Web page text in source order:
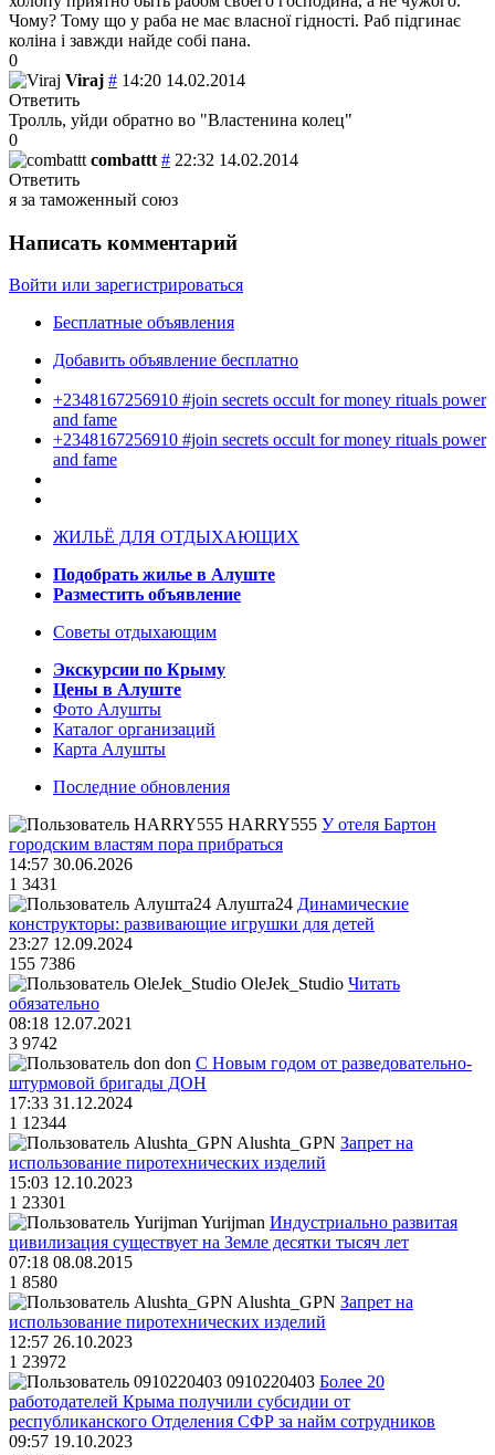
Чому? Тому що у раба не має власної гідності. Раб підгинає
коліна і завжди найде собі пана.
0
Viraj # 14:20 14.02.2014
Ответить
Тролль, уйди обратно во "Властенина колец"
0
combattt # 22:32 14.02.2014
Ответить
я за таможенный союз
Написать комментарий
Войти или зарегистрироваться
Бесплатные объявления
Добавить объявление бесплатно
+2348167256910 #join secrets occult for money rituals power
and fame
+2348167256910 #join secrets occult for money rituals power
and fame
ЖИЛЬЁ ДЛЯ ОТДЫХАЮЩИХ
Подобрать жилье в Алуште
Разместить объявление
Советы отдыхающим
Экскурсии по Крыму
Цены в Алуште
Фото Алушты
Каталог организаций
Карта Алушты
Последние обновления
HARRY555 У отеля Бартон
городским властям пора прибраться
14:57 30.06.2026
1 3431
Алушта24 Динамические
конструкторы: развивающие игрушки для детей
23:27 12.09.2024
155 7386
OleJek_Studio Читать
обязательно
08:18 12.07.2021
3 9742
don С Новым годом от разведовательно-
штурмовой бригады ДОН
17:33 31.12.2024
1 12344
Alushta_GPN Запрет на
использование пиротехнических изделий
15:03 12.10.2023
1 23301
Yurijman Индустриально развитая
цивилизация существует на Земле десятки тысяч лет
07:18 08.08.2015
1 8580
Alushta_GPN Запрет на
использование пиротехнических изделий
12:57 26.10.2023
1 23972
0910220403 Более 20
работодателей Крыма получили субсидии от
республиканского Отделения СФР за найм сотрудников
09:57 19.10.2023